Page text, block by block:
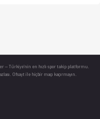
— Türkiye’nin en hızlı spor takip platformu.
Ofsayt ile hiçbir maçı kaçırmayın.